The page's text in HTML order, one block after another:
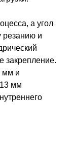
а угол
резанию и
закрепление.
мм и
мм